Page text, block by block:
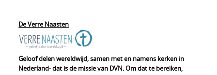
De Verre Naasten
Geloof delen wereldwijd, samen met en namens kerken in
Nederland- dat is de missie van DVN. Om dat te bereiken,